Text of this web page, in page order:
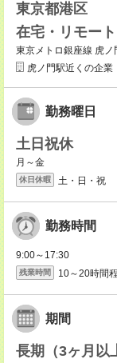
東京都港区
在宅・リモー
東京メトロ銀座線 虎
虎ノ門駅近くの企業
勤務曜日
土日祝休
月～金
休日休暇 土・日・祝
勤務時間
9:00～17:30
残業時間 10～20時間
期間
長期（3ヶ月以